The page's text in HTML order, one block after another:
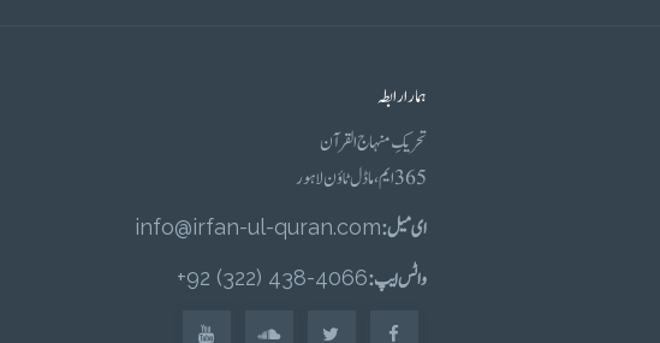
ہمارا رابطہ
تحریکِ منہاج القرآن
365 ایم، ماڈل ٹاؤن لاہور
ای میل :info@irfan-ul-quran.com
واٹس ایپ :4066-438 (322) 92+